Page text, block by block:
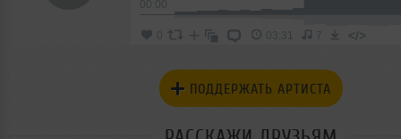
03:31 7 </>
ПОДДЕРЖАТЬ АРТИСТА